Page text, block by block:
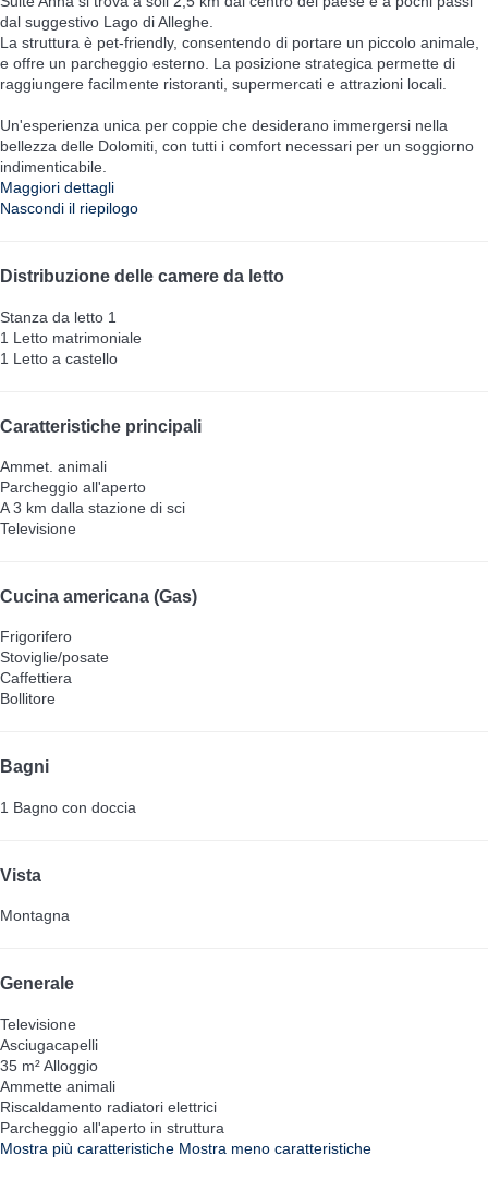
dal suggestivo Lago di Alleghe.
La struttura è pet-friendly, consentendo di portare un piccolo animale,
e offre un parcheggio esterno. La posizione strategica permette di
raggiungere facilmente ristoranti, supermercati e attrazioni locali.
Un'esperienza unica per coppie che desiderano immergersi nella
bellezza delle Dolomiti, con tutti i comfort necessari per un soggiorno
indimenticabile.
Maggiori dettagli
Nascondi il riepilogo
Distribuzione delle camere da letto
Stanza da letto 1
1 Letto matrimoniale
1 Letto a castello
Caratteristiche principali
Ammet. animali
Parcheggio all'aperto
A 3 km dalla stazione di sci
Televisione
Cucina americana (Gas)
Frigorifero
Stoviglie/posate
Caffettiera
Bollitore
Bagni
1 Bagno con doccia
Vista
Montagna
Generale
Televisione
Asciugacapelli
35 m² Alloggio
Ammette animali
Riscaldamento radiatori elettrici
Parcheggio all'aperto in struttura
Mostra più caratteristiche Mostra meno caratteristiche